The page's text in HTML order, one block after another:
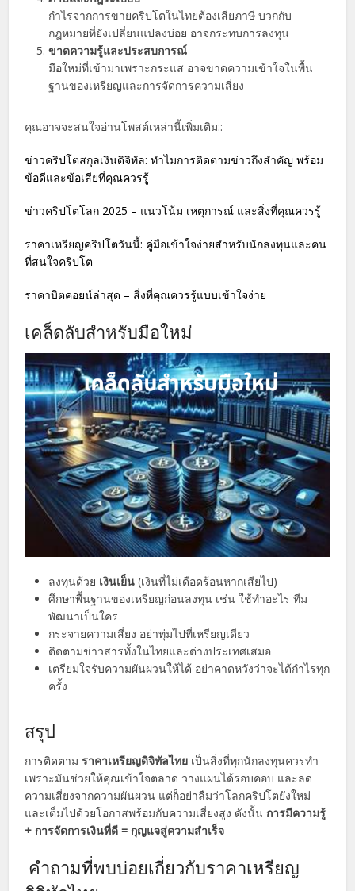
กำไรจากการขายคริปโตในไทยต้องเสียภาษี บวกกับ
กฎหมายที่ยังเปลี่ยนแปลงบ่อย อาจกระทบการลงทุน
ขาดความรู้และประสบการณ์
มือใหม่ที่เข้ามาเพราะกระแส อาจขาดความเข้าใจในพื้น
ฐานของเหรียญและการจัดการความเสี่ยง
คุณอาจจะสนใจอ่านโพสต์เหล่านี้เพิ่มเติม::
ข่าวคริปโตสกุลเงินดิจิทัล: ทำไมการติดตามข่าวถึงสำคัญ พร้อม
ข้อดีและข้อเสียที่คุณควรรู้
ข่าวคริปโตโลก 2025 – แนวโน้ม เหตุการณ์ และสิ่งที่คุณควรรู้
ราคาเหรียญคริปโตวันนี้: คู่มือเข้าใจง่ายสำหรับนักลงทุนและคน
ที่สนใจคริปโต
ราคาบิตคอยน์ล่าสุด – สิ่งที่คุณควรรู้แบบเข้าใจง่าย
เคล็ดลับสำหรับมือใหม่
ลงทุนด้วย เงินเย็น (เงินที่ไม่เดือดร้อนหากเสียไป)
ศึกษาพื้นฐานของเหรียญก่อนลงทุน เช่น ใช้ทำอะไร ทีม
พัฒนาเป็นใคร
กระจายความเสี่ยง อย่าทุ่มไปที่เหรียญเดียว
ติดตามข่าวสารทั้งในไทยและต่างประเทศเสมอ
เตรียมใจรับความผันผวนให้ได้ อย่าคาดหวังว่าจะได้กำไรทุก
ครั้ง
สรุป
การติดตามราคาเหรียญดิจิทัลไทย เป็นสิ่งที่ทุกนักลงทุนควรทำ
เพราะมันช่วยให้คุณเข้าใจตลาด วางแผนได้รอบคอบ และลด
ความเสี่ยงจากความผันผวน แต่ก็อย่าลืมว่าโลกคริปโตยังใหม่
และเต็มไปด้วยโอกาสพร้อมกับความเสี่ยงสูง ดังนั้น การมีความรู้
+ การจัดการเงินที่ดี = กุญแจสู่ความสำเร็จ
คำถามที่พบบ่อยเกี่ยวกับราคาเหรียญ